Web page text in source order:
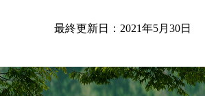
最終更新日：2021年5月30日